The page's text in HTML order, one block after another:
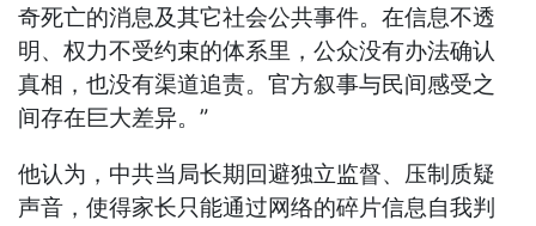
奇死亡的消息及其它社会公共事件。在信息不透
明、权力不受约束的体系里，公众没有办法确认
真相，也没有渠道追责。官方叙事与民间感受之
间存在巨大差异。”
他认为，中共当局长期回避独立监督、压制质疑
声音，使得家长只能通过网络的碎片信息自我判